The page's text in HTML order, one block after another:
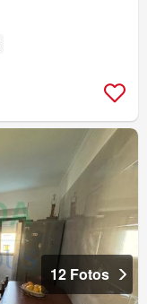
12 Fotos